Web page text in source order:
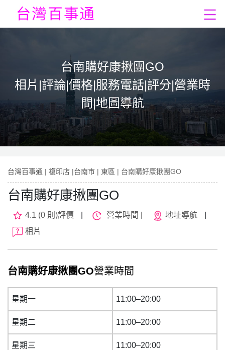
台南購好康揪團GO
相片|評論|價格|服務電話|評分|營業時
間|地圖導航
台灣百事通 | 複印店 |台南市 | 東區 | 台南購好康揪團GO
台南購好康揪團GO
4.1 (0 則)評價 營業時間 | 地址導航
相片
台南購好康揪團GO營業時間
星期一 11:00–20:00
星期二 11:00–20:00
星期三 11:00–20:00